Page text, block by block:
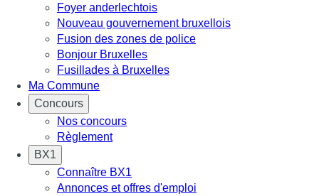
Foyer anderlechtois
Nouveau gouvernement bruxellois
Fusion des zones de police
Bonjour Bruxelles
Fusillades à Bruxelles
Ma Commune
Concours
Nos concours
Règlement
BX1
Connaître BX1
Annonces et offres d'emploi